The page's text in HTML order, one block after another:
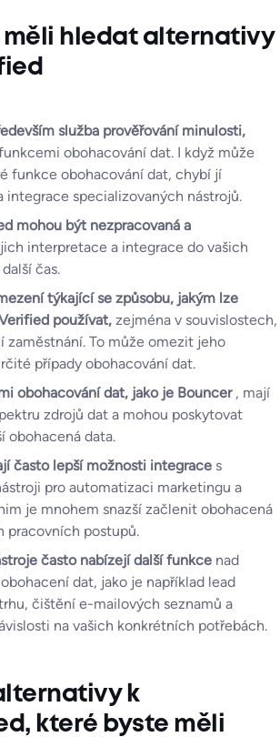
měli hledat alternativy
služba prověřování minulosti,
obohacování dat. I když může
funkce obohacování dat, chybí jí
integrace specializovaných nástrojů.
mohou být nezpracovaná a
interpretace a integrace do vašich
čas.
týkající se způsobu, jakým lze
používat, zejména v souvislostech,
zaměstnání. To může omezit jeho
případy obohacování dat.
obohacování dat, jako je Bouncer , mají
zdrojů dat a mohou poskytovat
obohacená data.
často lepší možnosti integrace s
pro automatizaci marketingu a
je mnohem snazší začlenit obohacená
pracovních postupů.
často nabízejí další funkce nad
dat, jako je například lead
čištění e-mailových seznamů a
na vašich konkrétních potřebách.
k
které byste měli